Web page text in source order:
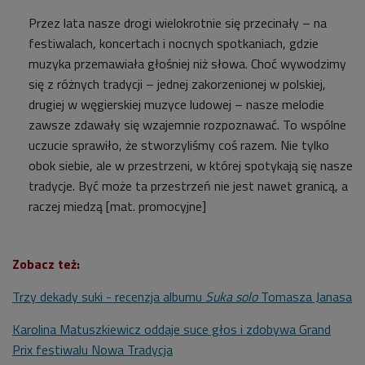
Przez lata nasze drogi wielokrotnie się przecinały – na
festiwalach, koncertach i nocnych spotkaniach, gdzie
muzyka przemawiała głośniej niż słowa. Choć wywodzimy
się z różnych tradycji – jednej zakorzenionej w polskiej,
drugiej w węgierskiej muzyce ludowej – nasze melodie
zawsze zdawały się wzajemnie rozpoznawać. To wspólne
uczucie sprawiło, że stworzyliśmy coś razem. Nie tylko
obok siebie, ale w przestrzeni, w której spotykają się nasze
tradycje. Być może ta przestrzeń nie jest nawet granicą, a
raczej miedzą [mat. promocyjne]
Zobacz też:
Trzy dekady suki - recenzja albumu Suka soloTomasza Janasa
Karolina Matuszkiewicz oddaje suce głos i zdobywa Grand
Prix festiwalu Nowa Tradycja